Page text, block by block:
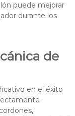
puede mejorar
durante los
de
en el éxito